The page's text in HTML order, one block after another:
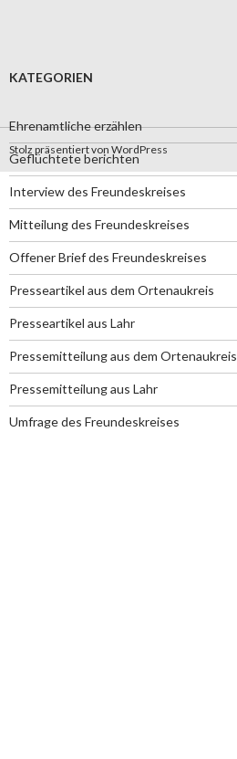
KATEGORIEN
Ehrenamtliche erzählen
Geflüchtete berichten
Interview des Freundeskreises
Mitteilung des Freundeskreises
Offener Brief des Freundeskreises
Presseartikel aus dem Ortenaukreis
Presseartikel aus Lahr
Pressemitteilung aus dem Ortenaukreis
Pressemitteilung aus Lahr
Umfrage des Freundeskreises
Stolz präsentiert von WordPress